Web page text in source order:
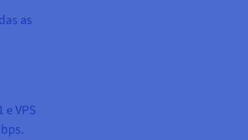
as
VPS